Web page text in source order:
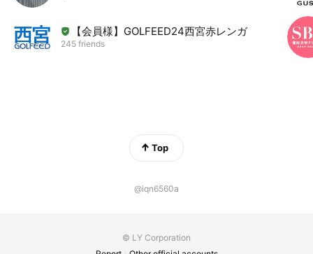
【会員様】GOLFEED24西宮赤レンガ
245 friends
Top
@iqn6560a
© LY Corporation